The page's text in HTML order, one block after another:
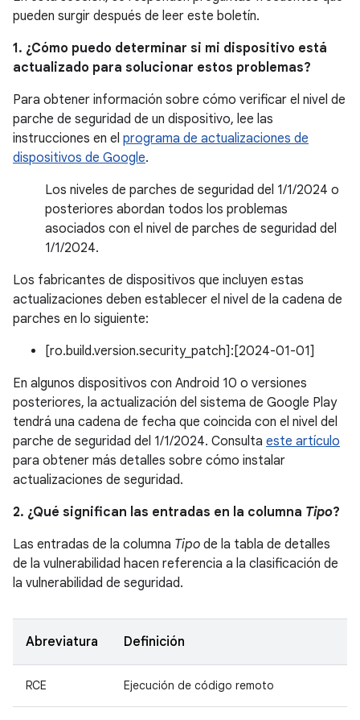
pueden surgir después de leer este boletín.
1. ¿Cómo puedo determinar si mi dispositivo está
actualizado para solucionar estos problemas?
Para obtener información sobre cómo verificar el nivel de
parche de seguridad de un dispositivo, lee las
instrucciones en el programa de actualizaciones de
dispositivos de Google.
Los niveles de parches de seguridad del 1/1/2024 o
posteriores abordan todos los problemas
asociados con el nivel de parches de seguridad del
1/1/2024.
Los fabricantes de dispositivos que incluyen estas
actualizaciones deben establecer el nivel de la cadena de
parches en lo siguiente:
[ro.build.version.security_patch]:[2024-01-01]
En algunos dispositivos con Android 10 o versiones
posteriores, la actualización del sistema de Google Play
tendrá una cadena de fecha que coincida con el nivel del
parche de seguridad del 1/1/2024. Consulta este artículo
para obtener más detalles sobre cómo instalar
actualizaciones de seguridad.
2. ¿Qué significan las entradas en la columna Tipo?
Las entradas de la columna Tipo de la tabla de detalles
de la vulnerabilidad hacen referencia a la clasificación de
la vulnerabilidad de seguridad.
Abreviatura Definición
RCE Ejecución de código remoto